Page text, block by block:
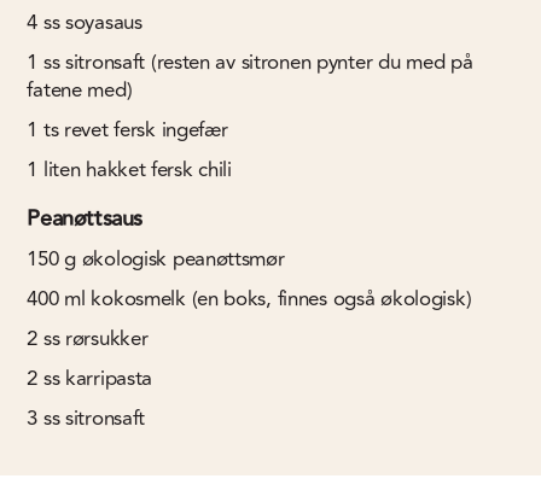
4sssoyasaus
1 sssitronsaft (resten av sitronen pynter du med på
fatene med)
1 ts revet fersk ingefær
1 liten hakket fersk chili
Peanøttsaus
150gøkologisk peanøttsmør
400 ml kokosmelk (en boks, finnes også økologisk)
2ss rørsukker
2ss karripasta
3sssitronsaft